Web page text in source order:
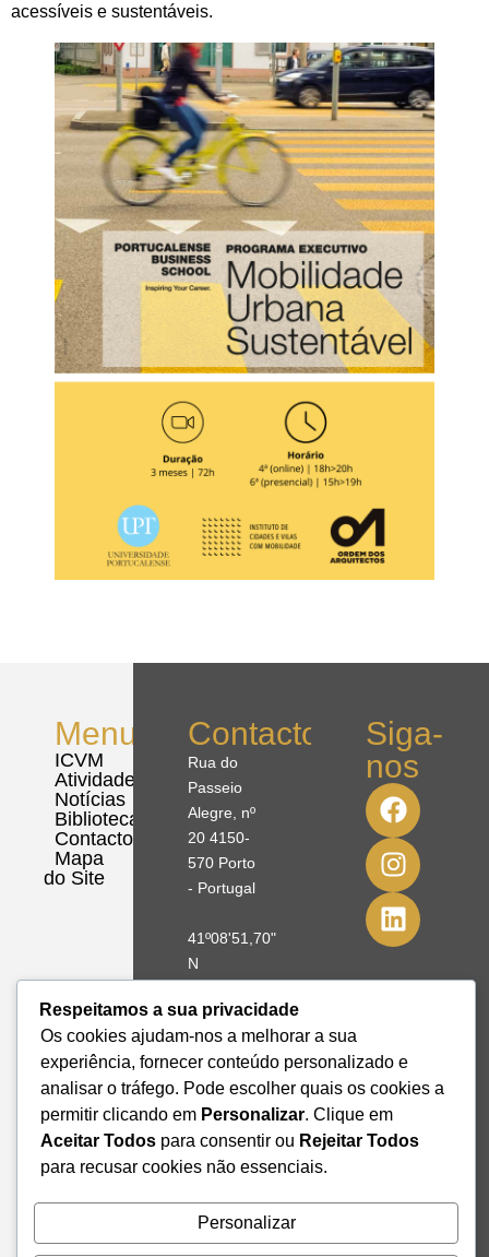
acessíveis e sustentáveis.
Menu
ICVM
Atividades
Notícias
Biblioteca
Contactos
Mapa
do Site
Contactos
Rua do
Passeio
Alegre, nº
20 4150-
570 Porto
- Portugal
41º08'51,70"
N
W
+351 228
328 115
geral@institutodemobilidade.org
Subscreva
a
Newsletter
Siga-
nos
Respeitamos a sua privacidade
Os cookies ajudam-nos a melhorar a sua
experiência, fornecer conteúdo personalizado e
analisar o tráfego. Pode escolher quais os cookies a
permitir clicando em Personalizar. Clique em
Aceitar Todos para consentir ou Rejeitar Todos
para recusar cookies não essenciais.
Personalizar